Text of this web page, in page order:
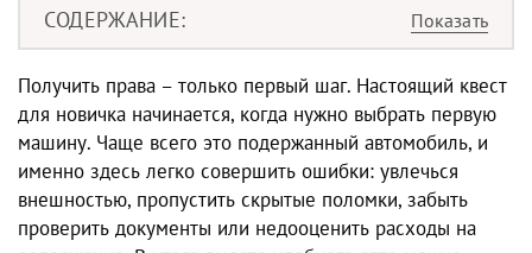
СОДЕРЖАНИЕ
Получить права – только первый шаг. Настоящий квест
для новичка начинается, когда нужно выбрать первую
машину. Чаще всего это подержанный автомобиль, и
именно здесь легко совершить ошибки: увлечься
внешностью, пропустить скрытые поломки, забыть
проверить документы или недооценить расходы на